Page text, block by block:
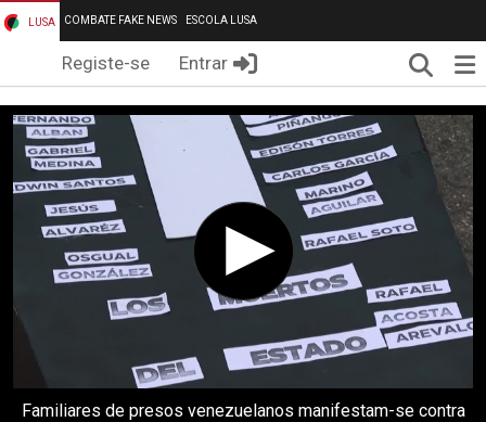
LUSA COMBATE FAKE NEWS ESCOLA LUSA
Registe-se Entrar
Familiares de presos venezuelanos manifestam-se contra